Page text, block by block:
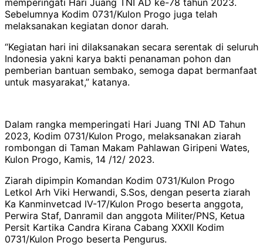
Sebelumnya Kodim 0731/Kulon Progo juga telah
melaksanakan kegiatan donor darah.
“Kegiatan hari ini dilaksanakan secara serentak di seluruh
Indonesia yakni karya bakti penanaman pohon dan
pemberian bantuan sembako, semoga dapat bermanfaat
untuk masyarakat,” katanya.
Dalam rangka memperingati Hari Juang TNI AD Tahun
2023, Kodim 0731/Kulon Progo, melaksanakan ziarah
rombongan di Taman Makam Pahlawan Giripeni Wates,
Kulon Progo, Kamis, 14 /12/ 2023.
Ziarah dipimpin Komandan Kodim 0731/Kulon Progo
Letkol Arh Viki Herwandi, S.Sos, dengan peserta ziarah
Ka Kanminvetcad lV-17/Kulon Progo beserta anggota,
Perwira Staf, Danramil dan anggota Militer/PNS, Ketua
Persit Kartika Candra Kirana Cabang XXXII Kodim
0731/Kulon Progo beserta Pengurus.